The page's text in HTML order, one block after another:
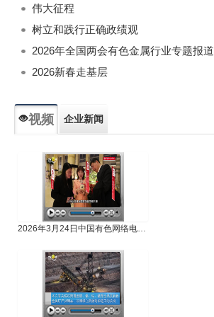
伟大征程
树立和践行正确政绩观
2026年全国两会有色金属行业专题报道
2026新春走基层
视频 企业新闻
2026年3月24日中国有色网络电视新闻